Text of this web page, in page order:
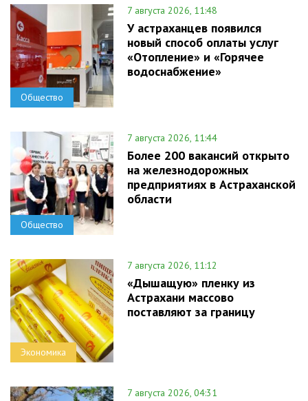
Общество
7 августа 2026, 11:48
У астраханцев появился
новый способ оплаты услуг
«Отопление» и «Горячее
водоснабжение»
Общество
7 августа 2026, 11:44
Более 200 вакансий открыто
на железнодорожных
предприятиях в Астраханской
области
Экономика
7 августа 2026, 11:12
«Дышащую» пленку из
Астрахани массово
поставляют за границу
7 августа 2026, 04:31